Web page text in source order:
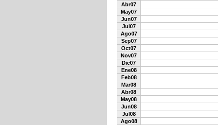
Abr07
May07
Jun07
Jul07
Ago07
Sep07
Oct07
Nov07
Dic07
Ene08
Feb08
Mar08
Abr08
May08
Jun08
Jul08
Ago08